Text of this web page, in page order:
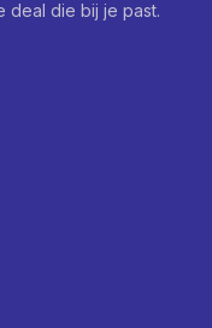
deal die bij je past.